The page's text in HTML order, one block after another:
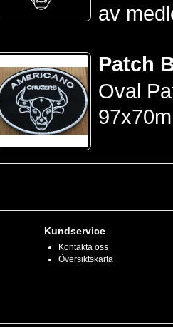
av
Patch
Oval
Kundservice
Kontakta oss
Översiktskarta